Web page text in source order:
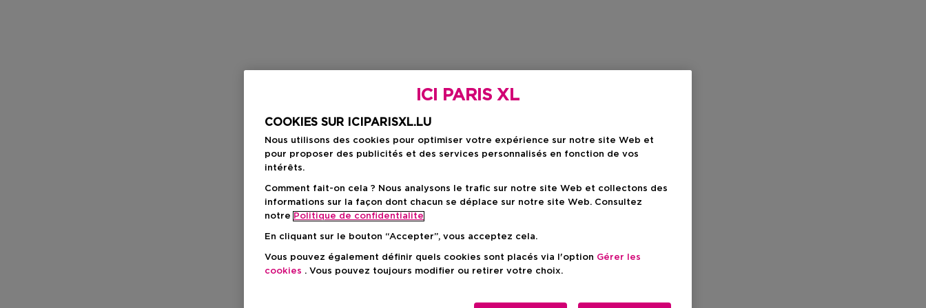
ICI PARIS XL
COOKIES SUR ICIPARISXL.LU
Nous utilisons des cookies pour optimiser votre expérience sur notre site Web et
pour proposer des publicités et des services personnalisés en fonction de vos
intérêts.
Comment fait-on cela ? Nous analysons le trafic sur notre site Web et collectons des
informations sur la façon dont chacun se déplace sur notre site Web. Consultez
notre Politique de confidentialite
En cliquant sur le bouton “Accepter”, vous acceptez cela.
Vous pouvez également définir quels cookies sont placés via l'option Gérer les
cookies . Vous pouvez toujours modifier ou retirer votre choix.